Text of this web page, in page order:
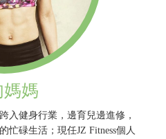
媽媽
入健身行業，邊育兒邊進修，
忙碌生活；現任JZ Fitness個人